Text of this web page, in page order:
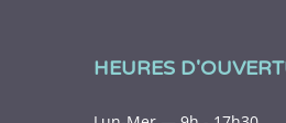
HEURES